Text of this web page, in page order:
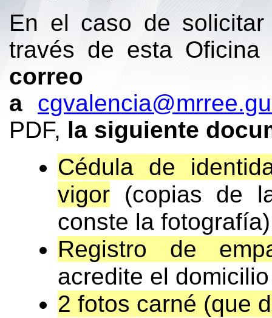
En el caso de
través de esta
correo
a
PDF, la siguiente
Cédula de
vigor (copias de
conste la fotografía)
Registro de
acredite el domicilio
2 fotos carné (que